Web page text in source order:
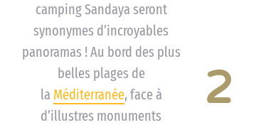
2
camping Sandaya seront
synonymes d’incroyables
panoramas ! Au bord des plus
belles plages de
la Méditerranée, face à
d’illustres monuments